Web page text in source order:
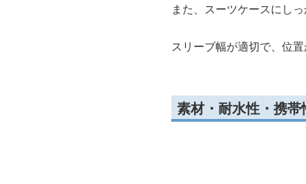
また、スーツケースにし
スリーブ幅が適切で、位
素材・耐水性・携